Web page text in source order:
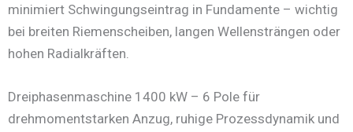
minimiert Schwingungseintrag in Fundamente – wichtig
bei breiten Riemenscheiben, langen Wellensträngen oder
hohen Radialkräften.
Dreiphasenmaschine 1400 kW – 6 Pole für
drehmomentstarken Anzug, ruhige Prozessdynamik und